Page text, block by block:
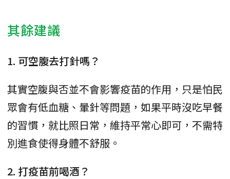
其餘建議
1. 可空腹去打針嗎？
其實空腹與否並不會影響疫苗的作用，只是怕民
眾會有低血糖、暈針等問題，如果平時沒吃早餐
的習慣，就比照日常，維持平常心即可，不需特
別進食使得身體不舒服。
2. 打疫苗前喝酒？